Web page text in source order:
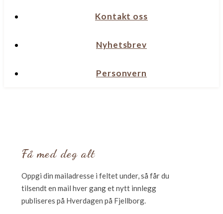
Kontakt oss
Nyhetsbrev
Personvern
Få med deg alt
Oppgi din mailadresse i feltet under, så får du
tilsendt en mail hver gang et nytt innlegg
publiseres på Hverdagen på Fjellborg.